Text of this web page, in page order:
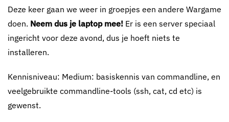
Deze keer gaan we weer in groepjes een andere Wargame
doen. Neem dus je laptop mee! Er is een server speciaal
ingericht voor deze avond, dus je hoeft niets te
installeren.
Kennisniveau: Medium: basiskennis van commandline, en
veelgebruikte commandline-tools (ssh, cat, cd etc) is
gewenst.